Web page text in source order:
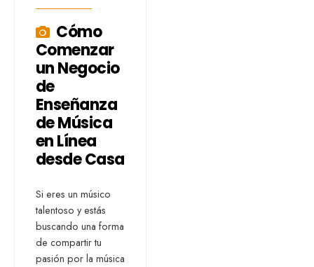
Cómo
Comenzar
un Negocio
de
Enseñanza
de Música
en Línea
desde Casa
Si eres un músico
talentoso y estás
buscando una forma
de compartir tu
pasión por la música